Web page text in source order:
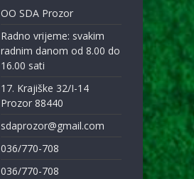
OO SDA Prozor
Radno vrijeme: svakim
radnim danom od 8.00 do
16.00 sati
17. Krajiške 32/I-14
Prozor 88440
sdaprozor@gmail.com
036/770-708
036/770-708